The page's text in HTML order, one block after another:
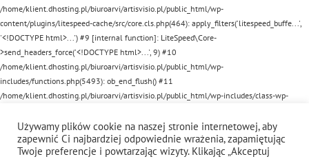
Używamy plików cookie na naszej stronie internetowej, aby
zapewnić Ci najbardziej odpowiednie wrażenia, zapamiętując
Twoje preferencje i powtarzając wizyty. Klikając „Akceptuj
/home/klient.dhosting.pl/biuroarvi/artisvisio.pl/public_html/wp-
content/plugins/litespeed-cache/src/core.cls.php(464): apply_filters('litespeed_buffe...',
'<!DOCTYPE html>...') #9 [internal function]: LiteSpeed\Core-
>send_headers_force('<!DOCTYPE html>...', 9) #10
/home/klient.dhosting.pl/biuroarvi/artisvisio.pl/public_html/wp-
includes/functions.php(5493): ob_end_flush() #11
/home/klient.dhosting.pl/biuroarvi/artisvisio.pl/public_html/wp-includes/class-wp-
/home/klient.dhosting.pl/biuroarvi/artisvisio.pl/public_html/wp-includes/class-wp-
hook.php(365): WP_Hook->apply_filters(NULL, Array) #13
/home/klient.dhosting.pl/biuroarvi/artisvisio.pl/public_html/wp-